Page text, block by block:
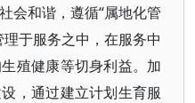
会和谐，遵循“属地化管
于服务之中，在服务中
殖健康等切身利益。加
，通过建立计划生育服